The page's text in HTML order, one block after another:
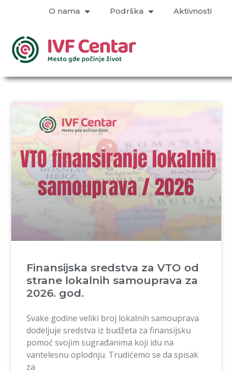
O nama Podrška Aktivnosti
Finansijska sredstva za VTO od
strane lokalnih samouprava za
2026. god.
Svake godine veliki broj lokalnih samouprava
dodeljuje sredstva iz budžeta za finansijsku
pomoć svojim sugrađanima koji idu na
vantelesnu oplodnju. Trudićemo se da spisak
za